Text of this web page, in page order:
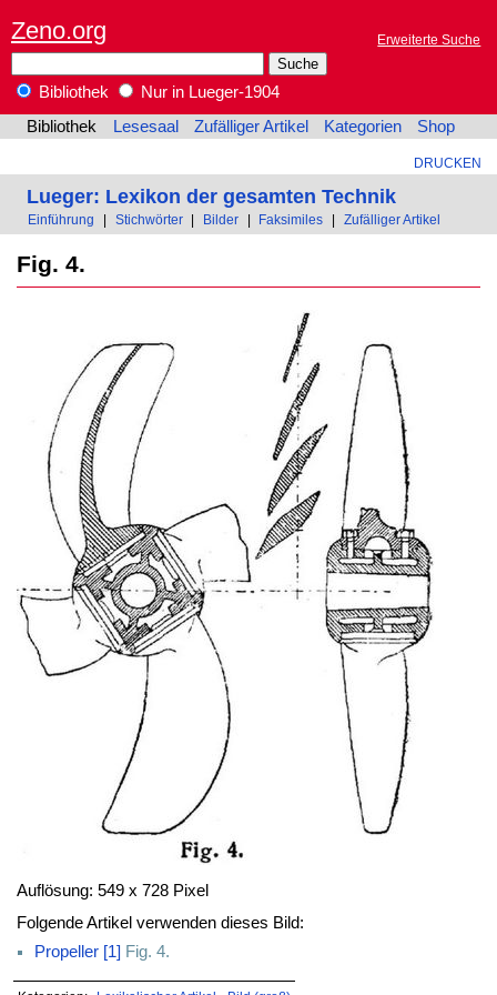
Zeno.org Erweiterte Suche
Bibliothek
Nur in Lueger-1904
Bibliothek
Lesesaal Zufälliger Artikel Kategorien Shop
DRUCKEN
Lueger: Lexikon der gesamten Technik
Einführung Stichwörter Bilder Faksimiles Zufälliger Artikel
Fig. 4.
Auflösung: 549 x 728 Pixel
Folgende Artikel verwenden dieses Bild:
Propeller [1] Fig. 4.